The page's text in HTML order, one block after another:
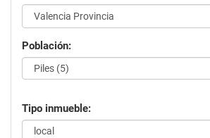
Población:
Tipo inmueble: